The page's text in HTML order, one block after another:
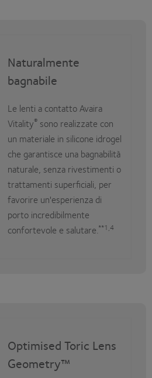
Naturalmente
bagnabile
Le lenti a contatto Avaira
Vitality® sono realizzate con
un materiale in silicone idrogel
che garantisce una bagnabilità
naturale, senza rivestimenti o
trattamenti superficiali, per
favorire un'esperienza di
porto incredibilmente
confortevole e salutare.**1,4
Optimised Toric Lens
Geometry™